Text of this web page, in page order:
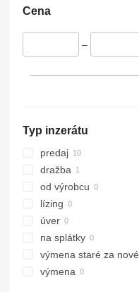
311
317
318
320
321
322
323
324
325
326
550 Veľká Británia
Cena
–
Typ inzerátu
predaj
dražba
od výrobcu
lízing
úver
na splátky
výmena staré za nové
výmena